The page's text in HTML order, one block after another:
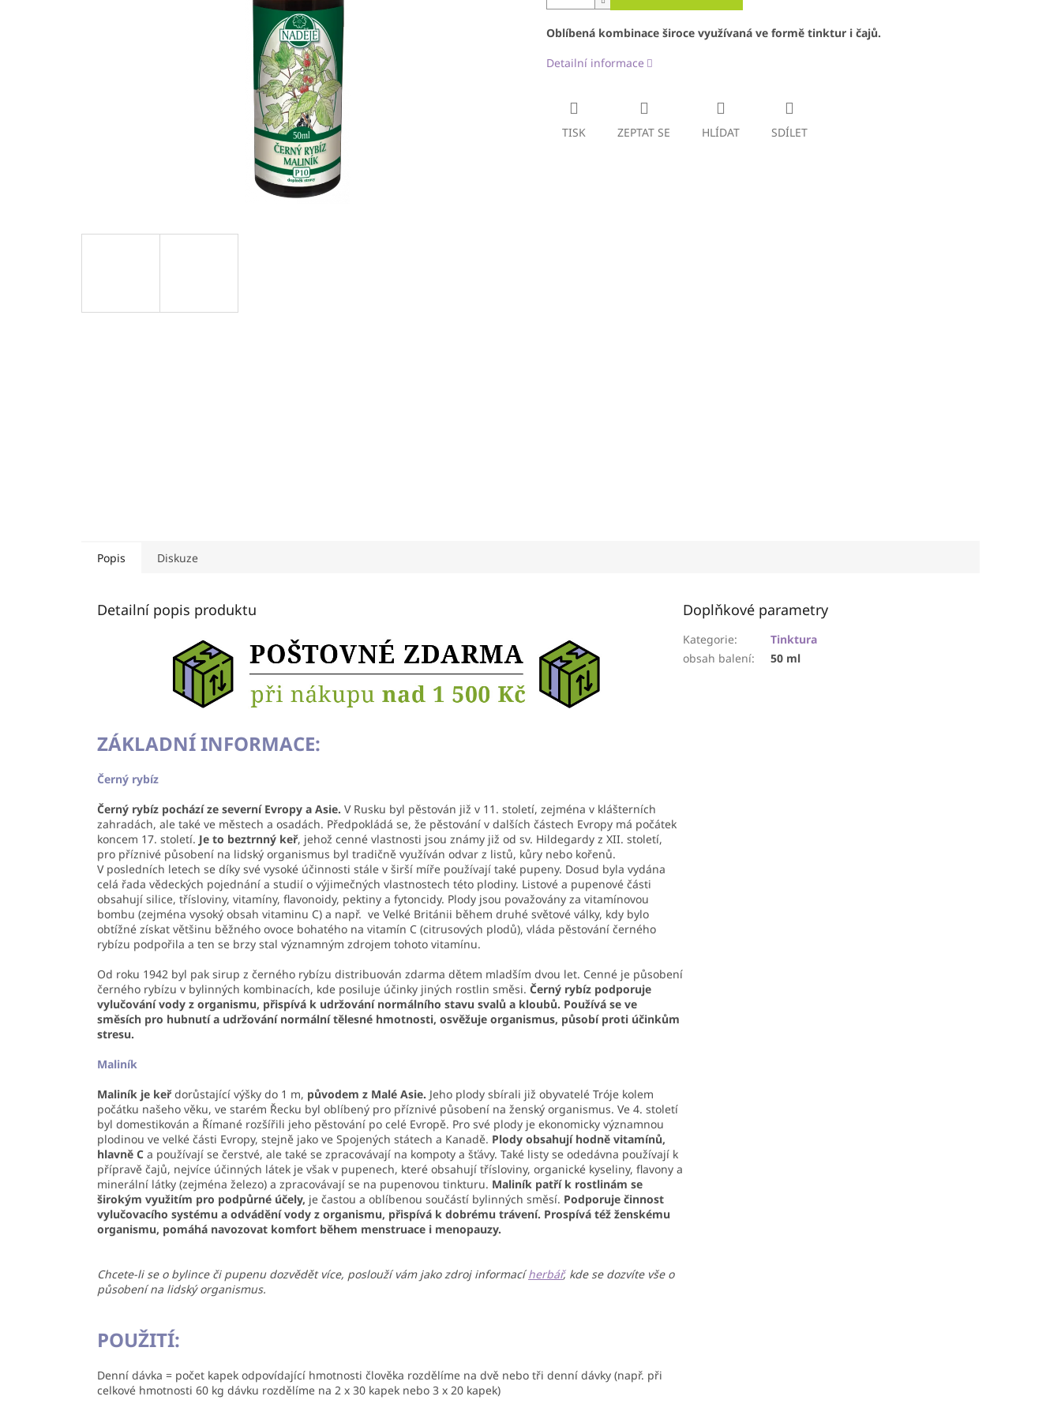
Oblíbená kombinace široce využívaná ve formě tinktur i čajů.
Detailní informace
TISK ZEPTAT SE HLÍDAT SDÍLET
Popis Diskuze
Detailní popis produktu
ZÁKLADNÍ INFORMACE:
Černý rybíz
Černý rybíz pochází ze severní Evropy a Asie. V Rusku byl pěstován již v 11. století, zejména v klášterních
zahradách, ale také ve městech a osadách. Předpokládá se, že pěstování v dalších částech Evropy má počátek
koncem 17. století. Je to beztrnný keř, jehož cenné vlastnosti jsou známy již od sv. Hildegardy z XII. století,
pro příznivé působení na lidský organismus byl tradičně využíván odvar z listů, kůry nebo kořenů.
V posledních letech se díky své vysoké účinnosti stále v širší míře používají také pupeny. Dosud byla vydána
celá řada vědeckých pojednání a studií o výjimečných vlastnostech této plodiny. Listové a pupenové části
obsahují silice, třísloviny, vitamíny, flavonoidy, pektiny a fytoncidy. Plody jsou považovány za vitamínovou
bombu (zejména vysoký obsah vitaminu C) a např. ve Velké Británii během druhé světové války, kdy bylo
obtížné získat většinu běžného ovoce bohatého na vitamín C (citrusových plodů), vláda pěstování černého
rybízu podpořila a ten se brzy stal významným zdrojem tohoto vitamínu.
Od roku 1942 byl pak sirup z černého rybízu distribuován zdarma dětem mladším dvou let. Cenné je působení
černého rybízu v bylinných kombinacích, kde posiluje účinky jiných rostlin směsi. Černý rybíz podporuje
vylučování vody z organismu, přispívá k udržování normálního stavu svalů a kloubů. Používá se ve
směsích pro hubnutí a udržování normální tělesné hmotnosti, osvěžuje organismus, působí proti účinkům
stresu.
Maliník
Maliník je keřdorůstající výšky do 1 m, původem z Malé Asie. Jeho plody sbírali již obyvatelé Tróje kolem
počátku našeho věku, ve starém Řecku byl oblíbený pro příznivé působení na ženský organismus. Ve 4. století
byl domestikován a Římané rozšířili jeho pěstování po celé Evropě. Pro své plody je ekonomicky významnou
plodinou ve velké části Evropy, stejně jako ve Spojených státech a Kanadě. Plody obsahují hodně vitamínů,
hlavně C a používají se čerstvé, ale také se zpracovávají na kompoty a šťávy. Také listy se odedávna používají k
přípravě čajů, nejvíce účinných látek je však v pupenech, které obsahují třísloviny, organické kyseliny, flavony a
minerální látky (zejména železo) a zpracovávají se na pupenovou tinkturu. Maliník patří k rostlinám se
širokým využitím pro podpůrné účely, je častou a oblíbenou součástí bylinných směsí. Podporuje činnost
vylučovacího systému a odvádění vody z organismu, přispívá k dobrému trávení. Prospívá též ženskému
organismu, pomáhá navozovat komfort během menstruace i menopauzy.
Chcete-li se o bylince či pupenu dozvědět více, poslouží vám jako zdroj informacíherbář, kde se dozvíte vše o
působení na lidský organismus.
POUŽITÍ:
Denní dávka = počet kapek odpovídající hmotnosti člověka rozdělíme na dvě nebo tři denní dávky (např. při
celkové hmotnosti 60 kg dávku rozdělíme na 2 x 30 kapek nebo 3 x 20 kapek)
Doplňkové parametry
Kategorie:
Tinktura
obsah balení: 50 ml